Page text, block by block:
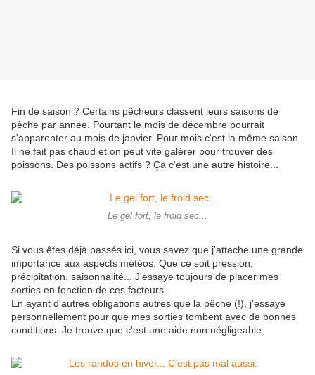
Fin de saison ? Certains pêcheurs classent leurs saisons de
pêche par année. Pourtant le mois de décembre pourrait
s'apparenter au mois de janvier. Pour mois c'est la même saison.
Il ne fait pas chaud et on peut vite galérer pour trouver des
poissons. Des poissons actifs ? Ça c'est une autre histoire...
Le gel fort, le froid sec...
Si vous êtes déjà passés ici, vous savez que j'attache une grande
importance aux aspects météos. Que ce soit pression,
précipitation, saisonnalité... J'essaye toujours de placer mes
sorties en fonction de ces facteurs.
En ayant d'autres obligations autres que la pêche (!), j'essaye
personnellement pour que mes sorties tombent avec de bonnes
conditions. Je trouve que c'est une aide non négligeable.